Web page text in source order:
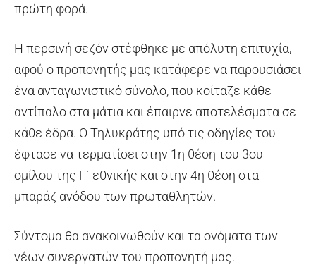
πρώτη φορά.
Η περσινή σεζόν στέφθηκε με απόλυτη επιτυχία,
αφού ο προπονητής μας κατάφερε να παρουσιάσει
ένα ανταγωνιστικό σύνολο, που κοίταζε κάθε
αντίπαλο στα μάτια και έπαιρνε αποτελέσματα σε
κάθε έδρα. Ο Τηλυκράτης υπό τις οδηγίες του
έφτασε να τερματίσει στην 1η θέση του 3ου
ομίλου της Γ´ εθνικής και στην 4η θέση στα
μπαράζ ανόδου των πρωταθλητών.
Σύντομα θα ανακοινωθούν και τα ονόματα των
νέων συνεργατών του προπονητή μας.